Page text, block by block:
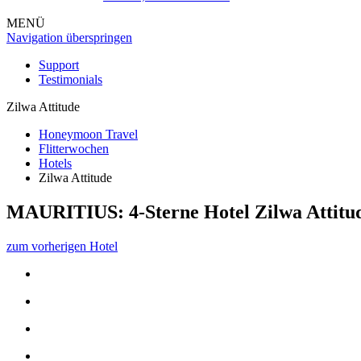
MENÜ
Navigation überspringen
Support
Testimonials
Zilwa Attitude
Honeymoon Travel
Flitterwochen
Hotels
Zilwa Attitude
MAURITIUS: 4-Sterne Hotel Zilwa
zum vorherigen Hotel